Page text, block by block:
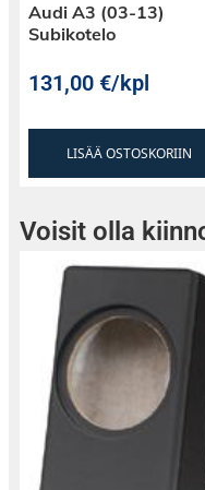
Audi A3 (03-13)
Subikotelo
131,00€/kpl
LISÄÄ OSTOSKORIIN
Voisit olla